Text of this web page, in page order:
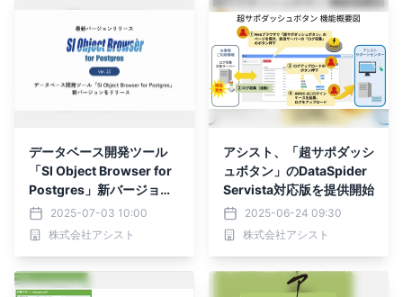
データベース開発ツール
「SI Object Browser for
Postgres」新バージョン
をリリース
2025-07-03 10:00
株式会社アシスト
アシスト、「超サポダッシ
ュボタン」のDataSpider
Servista対応版を提供開始
2025-06-24 09:30
株式会社アシスト